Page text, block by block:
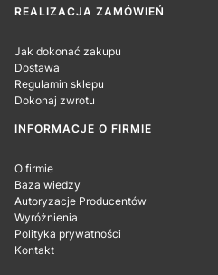
REALIZACJA ZAMÓWIEŃ
Jak dokonać zakupu
Dostawa
Regulamin sklepu
Dokonaj zwrotu
INFORMACJE O FIRMIE
O firmie
Baza wiedzy
Autoryzacje Producentów
Wyróżnienia
Polityka prywatności
Kontakt